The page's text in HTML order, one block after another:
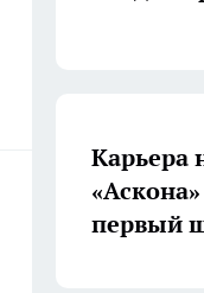
Карьера
первый